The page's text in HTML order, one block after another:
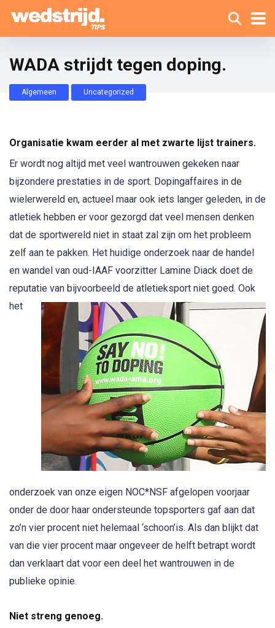
WADA strijdt tegen doping.
Algemeen Uncategorized
Organisatie kwam eerder al met zwarte lijst trainers.
Er wordt nog altijd met veel wantrouwen gekeken naar
bijzondere prestaties in de sport. Dopingaffaires in de
wielerwereld en, actueel maar ook iets langer geleden, in de
atletiek hebben er voor gezorgd dat veel mensen denken
dat de sportwereld niet in staat zal zijn om het probleem
zelf aan te pakken. Het huidige onderzoek naar de handel
en wandel van oud-IAAF voorzitter Lamine Diack doet de
reputatie van bijvoorbeeld de atletieksport niet goed. Ook
het
onderzoek van onze eigen NOC*NSF afgelopen voorjaar
onder de door haar ondersteunde topsporters gaf aan dat
zo’n vier procent niet helemaal ‘schoon’is. Als dan blijkt dat
van die vier procent maar ongeveer de helft betrapt wordt
dan verklaart dat voor een deel het wantrouwen in de
publieke opinie.
Niet streng genoeg.